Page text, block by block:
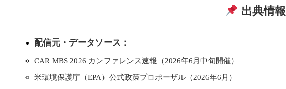
出典情報
配信元・データソース：
CAR MBS 2026 カンファレンス速報（2026年6月中旬開催）
米環境保護庁（EPA）公式政策プロポーザル（2026年6月）